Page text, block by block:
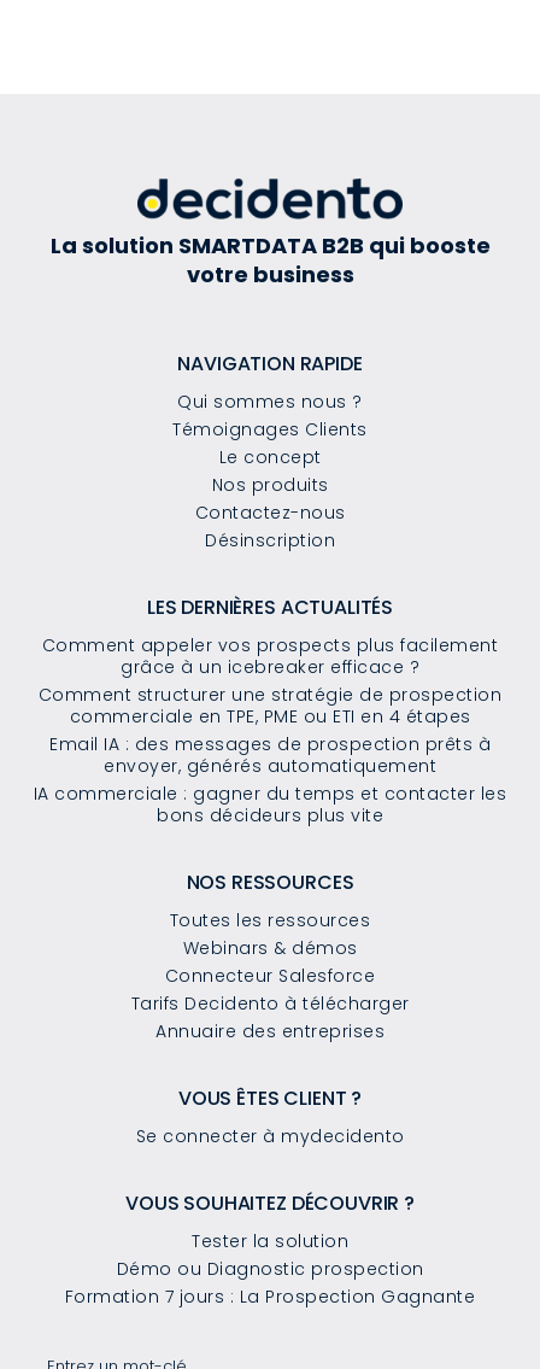
La solution SMARTDATA B2B qui booste
votre business
NAVIGATION RAPIDE
Qui sommes nous ?
Témoignages Clients
Le concept
Nos produits
Contactez-nous
Désinscription
LES DERNIÈRES ACTUALITÉS
Comment appeler vos prospects plus facilement
grâce à un icebreaker efficace ?
Comment structurer une stratégie de prospection
commerciale en TPE, PME ou ETI en 4 étapes
Email IA : des messages de prospection prêts à
envoyer, générés automatiquement
IA commerciale : gagner du temps et contacter les
bons décideurs plus vite
NOS RESSOURCES
Toutes les ressources
Webinars & démos
Connecteur Salesforce
Tarifs Decidento à télécharger
Annuaire des entreprises
VOUS ÊTES CLIENT ?
Se connecter à mydecidento
VOUS SOUHAITEZ DÉCOUVRIR ?
Tester la solution
Démo ou Diagnostic prospection
Formation 7 jours : La Prospection Gagnante